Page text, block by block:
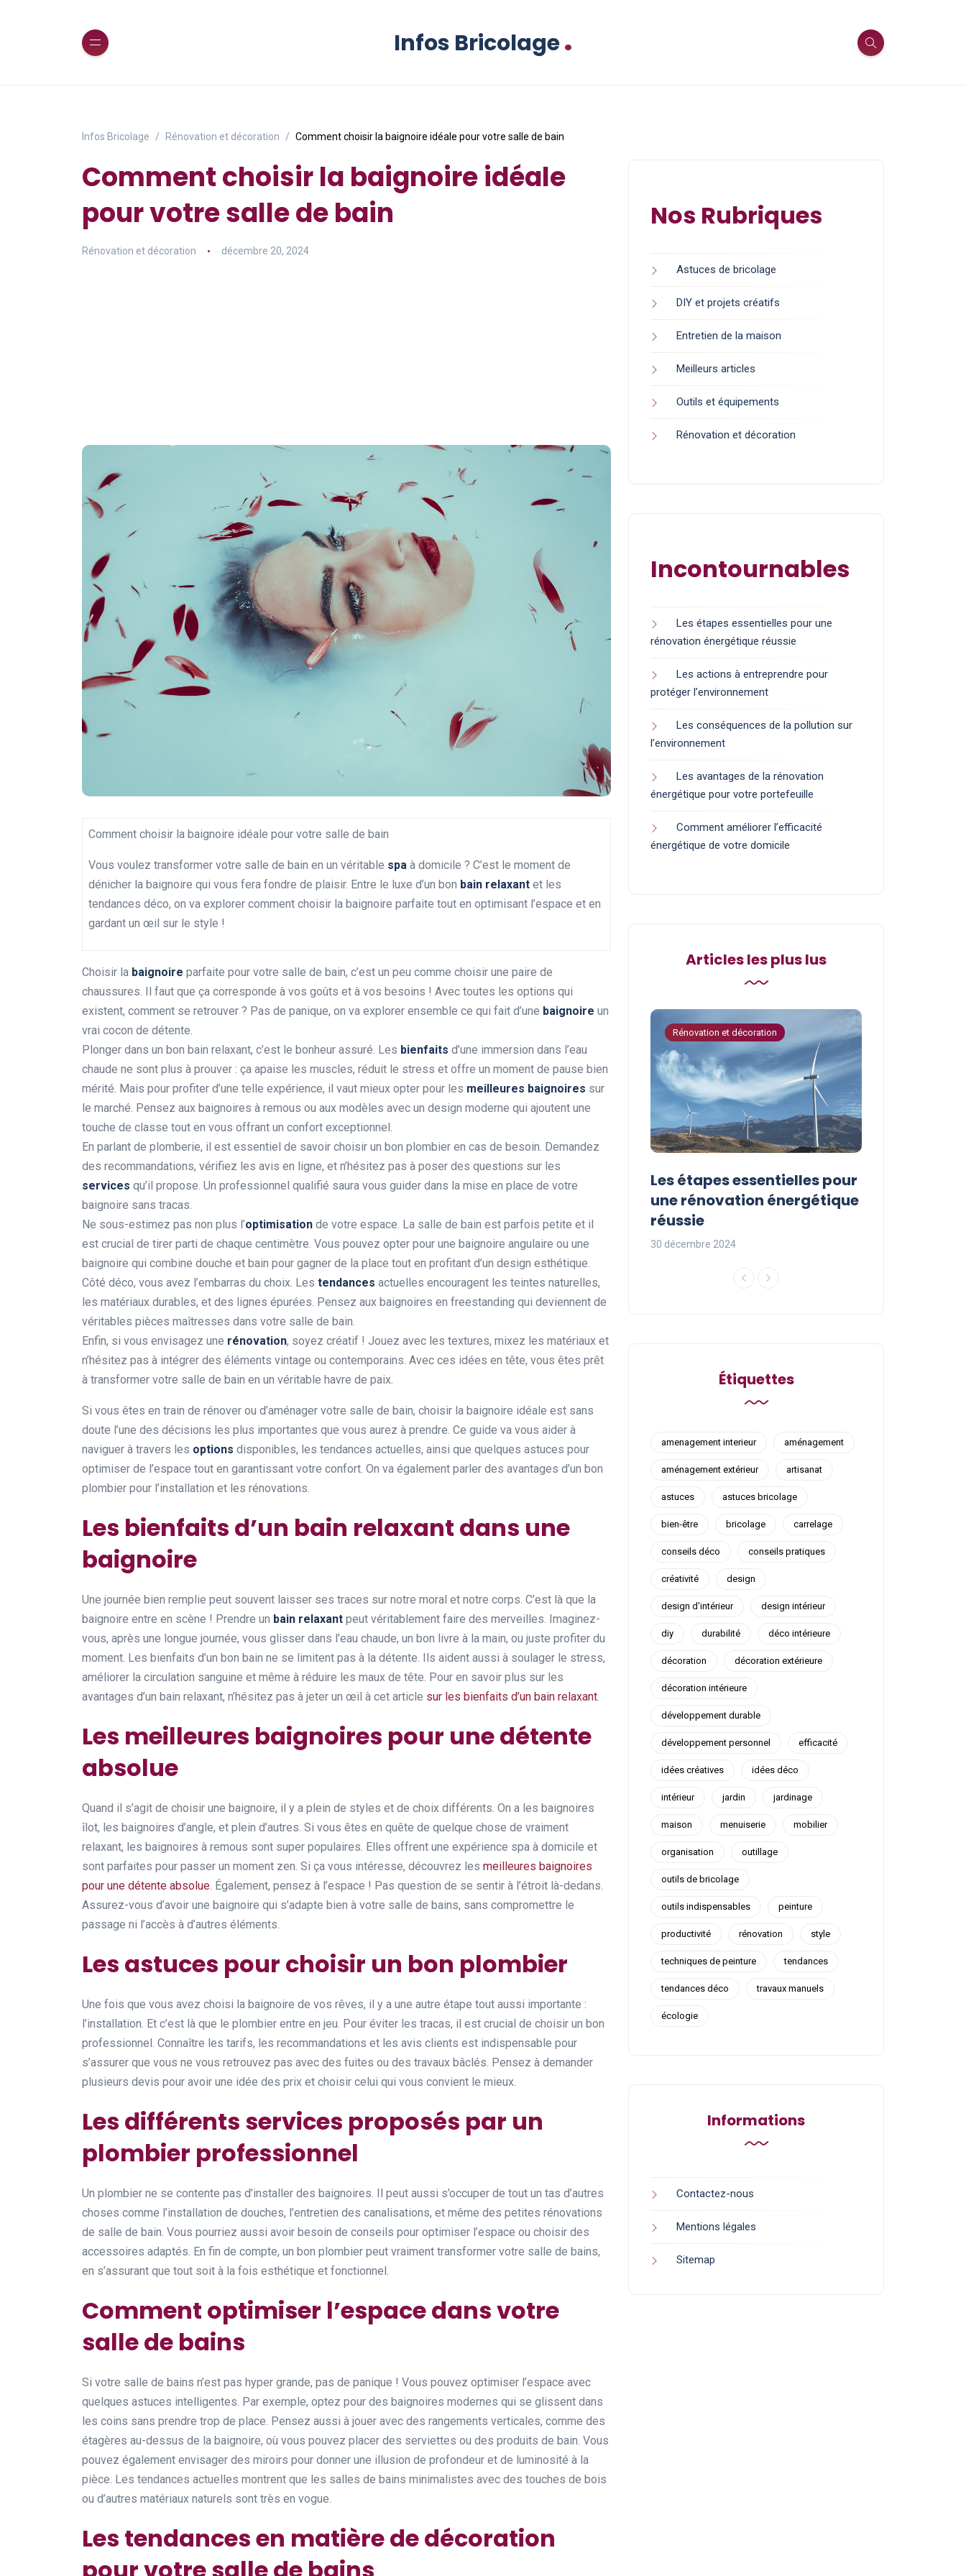
Infos Bricolage.
Infos Bricolage Rénovation et décoration Comment choisir la baignoire idéale pour votre salle de bain
Comment choisir la baignoire idéale
pour votre salle de bain
Rénovation et décoration décembre 20, 2024
Comment choisir la baignoire idéale pour votre salle de bain
Vous voulez transformer votre salle de bain en un véritable spa à domicile ? C’est le moment de
dénicher la baignoire qui vous fera fondre de plaisir. Entre le luxe d’un bon bain relaxant et les
tendances déco, on va explorer comment choisir la baignoire parfaite tout en optimisant l’espace et en
gardant un œil sur le style !
Choisir la baignoire parfaite pour votre salle de bain, c’est un peu comme choisir une paire de
chaussures. Il faut que ça corresponde à vos goûts et à vos besoins ! Avec toutes les options qui
existent, comment se retrouver ? Pas de panique, on va explorer ensemble ce qui fait d’une baignoire un
vrai cocon de détente.
Plonger dans un bon bain relaxant, c’est le bonheur assuré. Les bienfaits d’une immersion dans l’eau
chaude ne sont plus à prouver : ça apaise les muscles, réduit le stress et offre un moment de pause bien
mérité. Mais pour profiter d’une telle expérience, il vaut mieux opter pour les meilleures baignoires sur
le marché. Pensez aux baignoires à remous ou aux modèles avec un design moderne qui ajoutent une
touche de classe tout en vous offrant un confort exceptionnel.
En parlant de plomberie, il est essentiel de savoir choisir un bon plombier en cas de besoin. Demandez
des recommandations, vérifiez les avis en ligne, et n’hésitez pas à poser des questions sur les
services qu’il propose. Un professionnel qualifié saura vous guider dans la mise en place de votre
baignoire sans tracas.
Ne sous-estimez pas non plus l’optimisation de votre espace. La salle de bain est parfois petite et il
est crucial de tirer parti de chaque centimètre. Vous pouvez opter pour une baignoire angulaire ou une
baignoire qui combine douche et bain pour gagner de la place tout en profitant d’un design esthétique.
Côté déco, vous avez l’embarras du choix. Les tendances actuelles encouragent les teintes naturelles,
les matériaux durables, et des lignes épurées. Pensez aux baignoires en freestanding qui deviennent de
véritables pièces maîtresses dans votre salle de bain.
Enfin, si vous envisagez une rénovation, soyez créatif ! Jouez avec les textures, mixez les matériaux et
n’hésitez pas à intégrer des éléments vintage ou contemporains. Avec ces idées en tête, vous êtes prêt
à transformer votre salle de bain en un véritable havre de paix.
Si vous êtes en train de rénover ou d’aménager votre salle de bain, choisir la baignoire idéale est sans
doute l’une des décisions les plus importantes que vous aurez à prendre. Ce guide va vous aider à
naviguer à travers les options disponibles, les tendances actuelles, ainsi que quelques astuces pour
optimiser de l’espace tout en garantissant votre confort. On va également parler des avantages d’un bon
plombier pour l’installation et les rénovations.
Les bienfaits d’un bain relaxant dans une
baignoire
Une journée bien remplie peut souvent laisser ses traces sur notre moral et notre corps. C’est là que la
baignoire entre en scène ! Prendre un bain relaxant peut véritablement faire des merveilles. Imaginez-
vous, après une longue journée, vous glisser dans l’eau chaude, un bon livre à la main, ou juste profiter du
moment. Les bienfaits d’un bon bain ne se limitent pas à la détente. Ils aident aussi à soulager le stress,
améliorer la circulation sanguine et même à réduire les maux de tête. Pour en savoir plus sur les
avantages d’un bain relaxant, n’hésitez pas à jeter un œil à cet article sur les bienfaits d’un bain relaxant.
Les meilleures baignoires pour une détente
absolue
Quand il s’agit de choisir une baignoire, il y a plein de styles et de choix différents. On a les baignoires
îlot, les baignoires d’angle, et plein d’autres. Si vous êtes en quête de quelque chose de vraiment
relaxant, les baignoires à remous sont super populaires. Elles offrent une expérience spa à domicile et
sont parfaites pour passer un moment zen. Si ça vous intéresse, découvrez les meilleures baignoires
pour une détente absolue. Également, pensez à l’espace ! Pas question de se sentir à l’étroit là-dedans.
Assurez-vous d’avoir une baignoire qui s’adapte bien à votre salle de bains, sans compromettre le
passage ni l’accès à d’autres éléments.
Les astuces pour choisir un bon plombier
Une fois que vous avez choisi la baignoire de vos rêves, il y a une autre étape tout aussi importante :
l’installation. Et c’est là que le plombier entre en jeu. Pour éviter les tracas, il est crucial de choisir un bon
professionnel. Connaître les tarifs, les recommandations et les avis clients est indispensable pour
s’assurer que vous ne vous retrouvez pas avec des fuites ou des travaux bâclés. Pensez à demander
plusieurs devis pour avoir une idée des prix et choisir celui qui vous convient le mieux.
Les différents services proposés par un
plombier professionnel
Un plombier ne se contente pas d’installer des baignoires. Il peut aussi s’occuper de tout un tas d’autres
choses comme l’installation de douches, l’entretien des canalisations, et même des petites rénovations
de salle de bain. Vous pourriez aussi avoir besoin de conseils pour optimiser l’espace ou choisir des
accessoires adaptés. En fin de compte, un bon plombier peut vraiment transformer votre salle de bains,
en s’assurant que tout soit à la fois esthétique et fonctionnel.
Comment optimiser l’espace dans votre
salle de bains
Si votre salle de bains n’est pas hyper grande, pas de panique ! Vous pouvez optimiser l’espace avec
quelques astuces intelligentes. Par exemple, optez pour des baignoires modernes qui se glissent dans
les coins sans prendre trop de place. Pensez aussi à jouer avec des rangements verticales, comme des
étagères au-dessus de la baignoire, où vous pouvez placer des serviettes ou des produits de bain. Vous
pouvez également envisager des miroirs pour donner une illusion de profondeur et de luminosité à la
pièce. Les tendances actuelles montrent que les salles de bains minimalistes avec des touches de bois
ou d’autres matériaux naturels sont très en vogue.
Les tendances en matière de décoration
Nos Rubriques
Astuces de bricolage
DIY et projets créatifs
Entretien de la maison
Meilleurs articles
Outils et équipements
Rénovation et décoration
Incontournables
Les étapes essentielles pour une
rénovation énergétique réussie
Les actions à entreprendre pour
protéger l’environnement
Les conséquences de la pollution sur
l’environnement
Les avantages de la rénovation
énergétique pour votre portefeuille
Comment améliorer l’efficacité
énergétique de votre domicile
Articles les plus lus
Les avantages de la
pour votre portefeuille
28 décembre 2024
Rénovation et décoration
Les étapes essentielles pour
une rénovation énergétique
réussie
30 décembre 2024
Étiquettes
amenagement interieur aménagement
aménagement extérieur artisanat
astuces astuces bricolage
bien-être bricolage carrelage
conseils déco conseils pratiques
créativité design
design d'intérieur design intérieur
diy durabilité déco intérieure
décoration décoration extérieure
décoration intérieure
développement durable
développement personnel efficacité
idées créatives idées déco
intérieur jardin jardinage
maison menuiserie mobilier
organisation outillage
outils de bricolage
outils indispensables peinture
productivité rénovation style
techniques de peinture tendances
tendances déco travaux manuels
écologie
Informations
Contactez-nous
Mentions légales
Sitemap